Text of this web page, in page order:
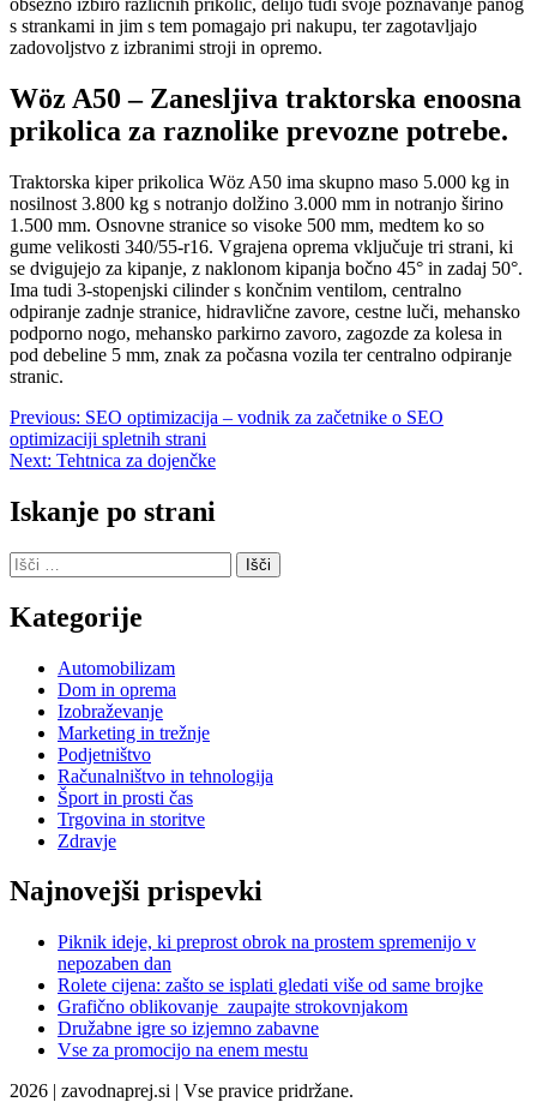
obsežno izbiro različnih prikolic, delijo tudi svoje poznavanje panog
s strankami in jim s tem pomagajo pri nakupu, ter zagotavljajo
zadovoljstvo z izbranimi stroji in opremo.
Wöz A50 – Zanesljiva traktorska enoosna
prikolica za raznolike prevozne potrebe.
Traktorska kiper prikolica Wöz A50 ima skupno maso 5.000 kg in
nosilnost 3.800 kg s notranjo dolžino 3.000 mm in notranjo širino
1.500 mm. Osnovne stranice so visoke 500 mm, medtem ko so
gume velikosti 340/55-r16. Vgrajena oprema vključuje tri strani, ki
se dvigujejo za kipanje, z naklonom kipanja bočno 45° in zadaj 50°.
Ima tudi 3-stopenjski cilinder s končnim ventilom, centralno
odpiranje zadnje stranice, hidravlične zavore, cestne luči, mehansko
podporno nogo, mehansko parkirno zavoro, zagozde za kolesa in
pod debeline 5 mm, znak za počasna vozila ter centralno odpiranje
stranic.
Navigacija
prispevka
Previous: SEO optimizacija – vodnik za začetnike o SEO
optimizaciji spletnih strani
Next: Tehtnica za dojenčke
Iskanje po strani
Išči:
Kategorije
Automobilizam
Dom in oprema
Izobraževanje
Marketing in trežnje
Podjetništvo
Računalništvo in tehnologija
Šport in prosti čas
Trgovina in storitve
Zdravje
Najnovejši prispevki
Piknik ideje, ki preprost obrok na prostem spremenijo v
nepozaben dan
Rolete cijena: zašto se isplati gledati više od same brojke
Grafično oblikovanje zaupajte strokovnjakom
Družabne igre so izjemno zabavne
Vse za promocijo na enem mestu
2026 | zavodnaprej.si | Vse pravice pridržane.